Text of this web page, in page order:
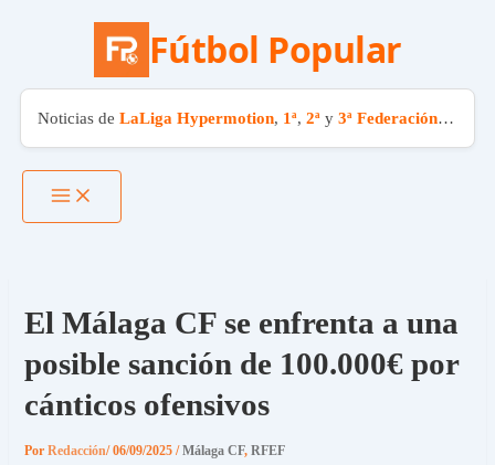
Fútbol Popular
Noticias de LaLiga Hypermotion, 1ª, 2ªy 3ª Federación. El
El Málaga CF se enfrenta a una
posible sanción de 100.000€ por
cánticos ofensivos
PorRedacción/06/09/2025/Málaga CF,RFEF